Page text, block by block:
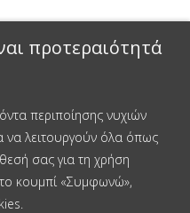
προτεραιότητά
περιποίησης νυχιών
να λειτουργούν όλα όπως
σας για τη χρήση
κουμπί «Συμφωνώ»,